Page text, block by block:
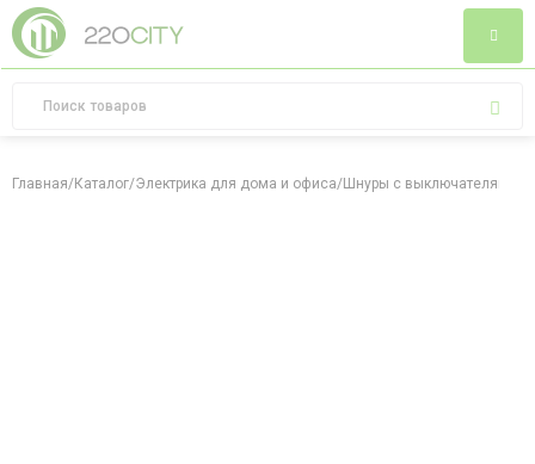
Главная/Каталог/Электрика для дома и офиса/Шнуры с выключателями